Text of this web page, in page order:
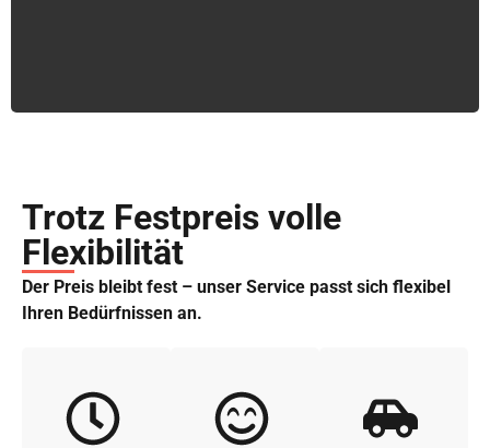
Trotz Festpreis volle
Flexibilität
Der Preis bleibt fest – unser Service passt sich flexibel
Ihren Bedürfnissen an.